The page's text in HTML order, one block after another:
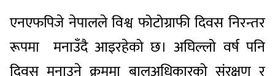
एनएफपिजे नेपालले विश्व फोटोग्राफी दिवस निरन्तर
रूपमा मनाउँदै आइरहेको छ। अघिल्लो वर्ष पनि